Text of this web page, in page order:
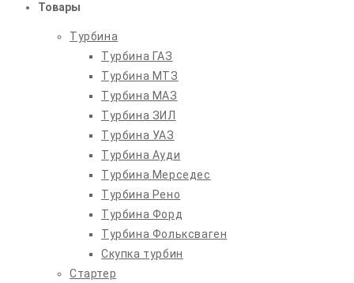
Товары
Турбина
Турбина ГАЗ
Турбина МТЗ
Турбина МАЗ
Турбина ЗИЛ
Турбина УАЗ
Турбина Ауди
Турбина Мерседес
Турбина Рено
Турбина Форд
Турбина Фольксваген
Скупка турбин
Стартер